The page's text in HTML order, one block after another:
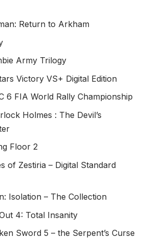
Return to Arkham
Army Trilogy
Victory VS+ Digital Edition
6 FIA World Rally Championship
Holmes : The Devil’s
Floor 2
of Zestiria – Digital Standard
Isolation – The Collection
4: Total Insanity
Sword 5 – the Serpent’s Curse